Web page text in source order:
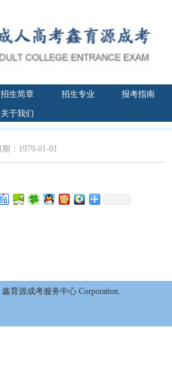
招生简章 招生专业
报考指南
关于我们
：1970-01-01
鑫育源成考服务中心 Corporation.